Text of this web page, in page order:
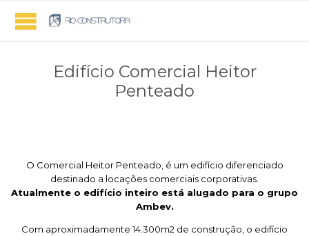
Edifício Comercial Heitor
Penteado
O Comercial Heitor Penteado, é um edifício diferenciado
destinado a locações comerciais corporativas.
Atualmente o edifício inteiro está alugado para o grupo
Ambev.
Com aproximadamente 14.300m2 de construção, o edifício